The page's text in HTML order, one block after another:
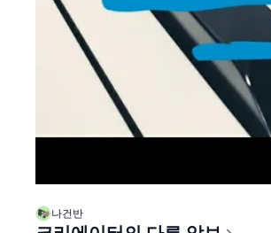
나건반